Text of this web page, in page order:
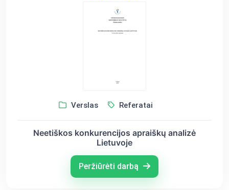
Verslas Referatai
Neetiškos konkurencijos apraiškų analizė
Lietuvoje
Peržiūrėti darbą